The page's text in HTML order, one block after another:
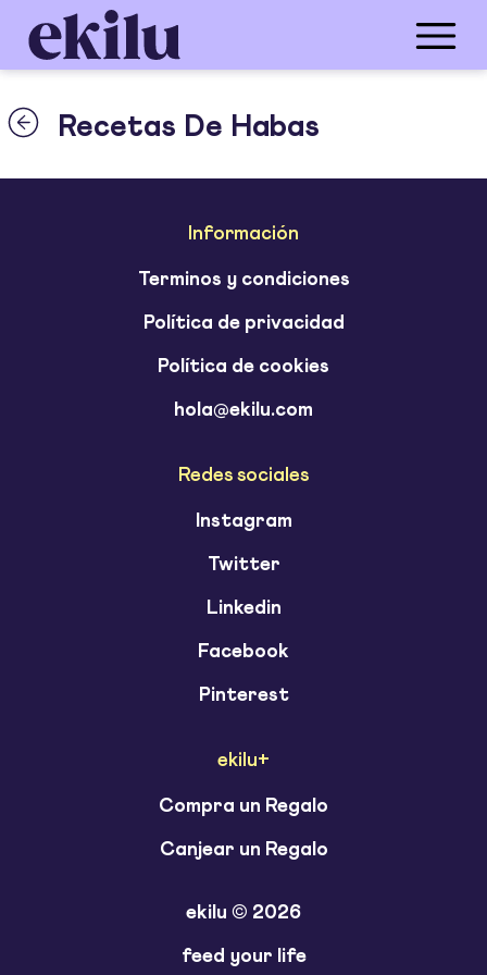
Recetas De Habas
Información
Terminos y condiciones
Política de privacidad
Política de cookies
hola@ekilu.com
Redes sociales
Instagram
Twitter
Linkedin
Facebook
Pinterest
ekilu+
Compra un Regalo
Canjear un Regalo
ekilu © 2026
feed your life